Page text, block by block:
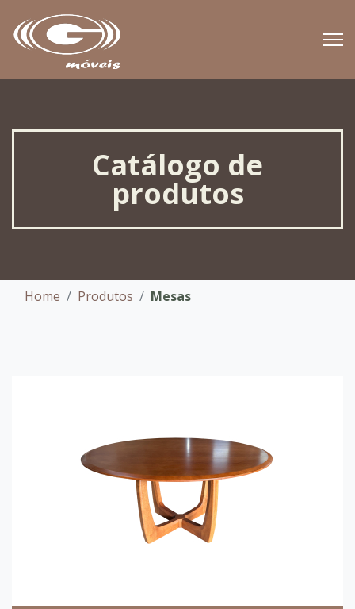
Catálogo de
produtos
Home Produtos Mesas